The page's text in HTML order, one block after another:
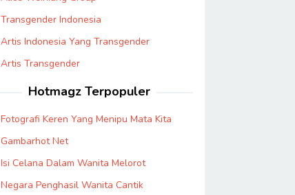
Transgender Indonesia
Artis Indonesia Yang Transgender
Artis Transgender
Hotmagz Terpopuler
Fotografi Keren Yang Menipu Mata Kita
Gambarhot Net
Isi Celana Dalam Wanita Melorot
Negara Penghasil Wanita Cantik